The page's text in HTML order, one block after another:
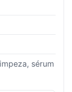
sérum